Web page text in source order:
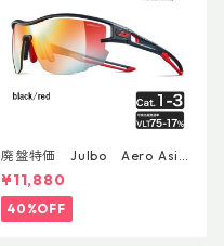
廃盤特価 Julbo Aero Asia
nFit
¥11,880
40%OFF